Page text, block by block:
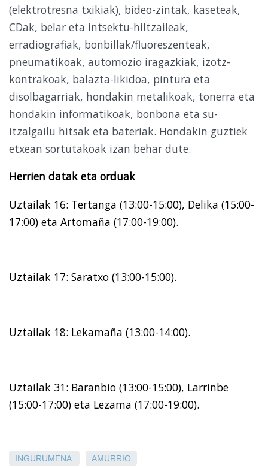
(elektrotresna txikiak), bideo-zintak, kaseteak,
CDak, belar eta intsektu-hiltzaileak,
erradiografiak, bonbillak/fluoreszenteak,
pneumatikoak, automozio iragazkiak, izotz-
kontrakoak, balazta-likidoa, pintura eta
disolbagarriak, hondakin metalikoak, tonerra eta
hondakin informatikoak, bonbona eta su-
itzalgailu hitsak eta bateriak. Hondakin guztiek
etxean sortutakoak izan behar dute.
Herrien datak eta orduak
Uztailak 16: Tertanga (13:00-15:00), Delika (15:00-
17:00) eta Artomaña (17:00-19:00).
Uztailak 17: Saratxo (13:00-15:00).
Uztailak 18: Lekamaña (13:00-14:00).
Uztailak 31: Baranbio (13:00-15:00), Larrinbe
(15:00-17:00) eta Lezama (17:00-19:00).
INGURUMENA AMURRIO